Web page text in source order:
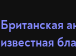
Британская
известная